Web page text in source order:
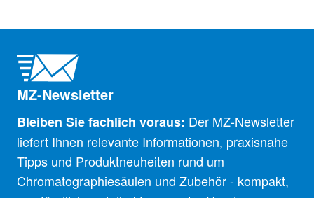
MZ-Newsletter
Bleiben Sie fachlich voraus: Der MZ-Newsletter
liefert Ihnen relevante Informationen, praxisnahe
Tipps und Produktneuheiten rund um
Chromatographiesäulen und Zubehör - kompakt,